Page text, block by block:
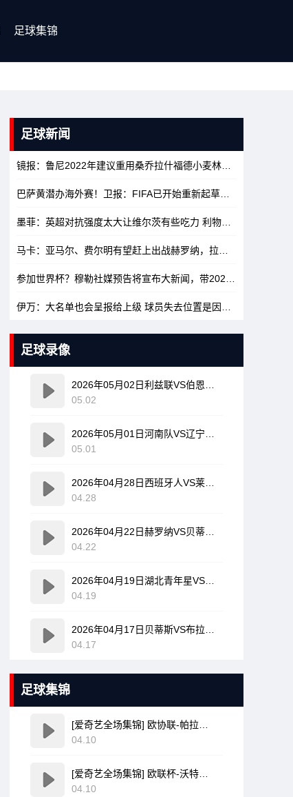
足球集锦
足球新闻
足球录像
05.02
05.01
04.28
04.22
04.19
04.17
足球集锦
04.10
04.10